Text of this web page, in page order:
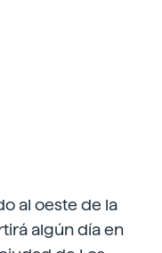
al oeste de la
algún día en